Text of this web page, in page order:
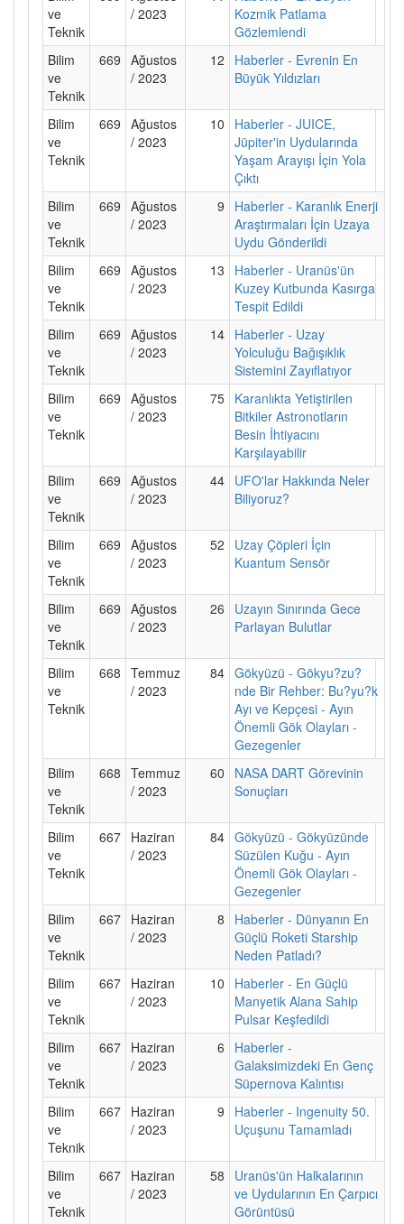
ve
Teknik
/ 2023
Kozmik Patlama
Gözlemlendi
Bilim
ve
Teknik
669 Ağustos
/ 2023
12
Haberler - Evrenin En
Büyük Yıldızları
Bilim
ve
Teknik
669 Ağustos
/ 2023
10
Haberler - JUICE,
Jüpiter'in Uydularında
Yaşam Arayışı İçin Yola
Çıktı
Bilim
ve
Teknik
669 Ağustos
/ 2023
9
Haberler - Karanlık Enerji
Araştırmaları İçin Uzaya
Uydu Gönderildi
Bilim
ve
Teknik
669 Ağustos
/ 2023
13
Haberler - Uranüs'ün
Kuzey Kutbunda Kasırga
Tespit Edildi
Bilim
ve
Teknik
669 Ağustos
/ 2023
14 Haberler - Uzay
Yolculuğu Bağışıklık
Sistemini Zayıflatıyor
Bilim
ve
Teknik
669 Ağustos
/ 2023
75 Karanlıkta Yetiştirilen
Bitkiler Astronotların
Besin İhtiyacını
Karşılayabilir
Bilim
ve
Teknik
669 Ağustos
/ 2023
44 UFO'lar Hakkında Neler
Biliyoruz?
Bilim
ve
Teknik
669 Ağustos
/ 2023
52
Uzay Çöpleri İçin
Kuantum Sensör
Bilim
ve
Teknik
669 Ağustos
/ 2023
26
Uzayın Sınırında Gece
Parlayan Bulutlar
Bilim
ve
Teknik
668 Temmuz
/ 2023
84 Gökyüzü - Gökyu?zu?
nde Bir Rehber: Bu?yu?k
Ayı ve Kepçesi - Ayın
Önemli Gök Olayları -
Gezegenler
Bilim
ve
Teknik
668 Temmuz
/ 2023
60
NASA DART Görevinin
Sonuçları
Bilim
ve
Teknik
667 Haziran
/ 2023
84 Gökyüzü - Gökyüzünde
Süzülen Kuğu - Ayın
Önemli Gök Olayları -
Gezegenler
Bilim
ve
Teknik
667 Haziran
/ 2023
8
Haberler - Dünyanın En
Güçlü Roketi Starship
Neden Patladı?
Bilim
ve
Teknik
667 Haziran
/ 2023
10
Haberler - En Güçlü
Manyetik Alana Sahip
Pulsar Keşfedildi
Bilim
ve
Teknik
667 Haziran
/ 2023
6
Haberler -
Galaksimizdeki En Genç
Süpernova Kalıntısı
Bilim
ve
Teknik
667 Haziran
/ 2023
9
Haberler - Ingenuity 50.
Uçuşunu Tamamladı
Bilim
ve
Teknik
667 Haziran
/ 2023
58
Uranüs'ün Halkalarının
ve Uydularının En Çarpıcı
Görüntüsü